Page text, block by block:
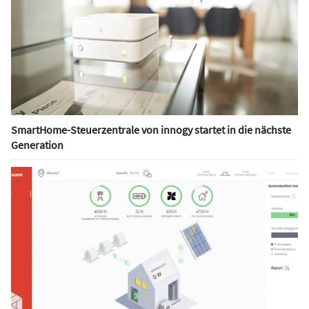
SmartHome-Steuerzentrale von innogy startet in die nächste
Generation